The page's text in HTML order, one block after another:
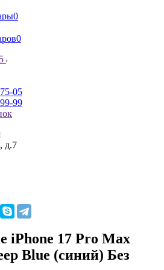
0
0
05
99
д.7
iPhone 17 Pro Max
Blue (синий) Без